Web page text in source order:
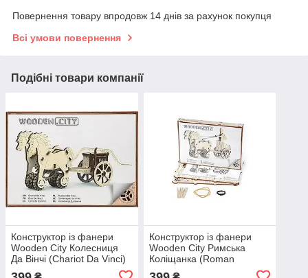
Повернення товару впродовж 14 днів за рахунок покупця
Всі умови повернення
Подібні товари компанії
Конструктор із фанери
Wooden City Колесниця
Да Вінчі (Chariot Da Vinci)
Конструктор із фанери
Wooden City Римська
Коліщанка (Roman